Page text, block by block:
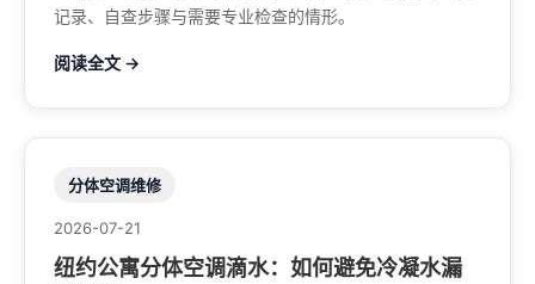
记录、自查步骤与需要专业检查的情形。
阅读全文 →
分体空调维修
2026-07-21
纽约公寓分体空调滴水：如何避免冷凝水漏